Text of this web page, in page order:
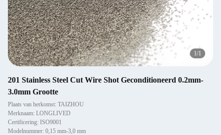
1/1
201 Stainless Steel Cut Wire Shot Geconditioneerd 0.2mm-
3.0mm Grootte
Plaats van herkomst: TAIZHOU
Merknaam: LONGLIVED
Certificering: ISO9001
Modelnummer: 0,15 mm-3,0 mm